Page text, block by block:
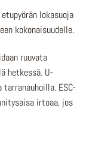
lokasuoja
kokonaisuudelle.
ruuvata
hetkessä. U-
ESC-
irtoaa, jos